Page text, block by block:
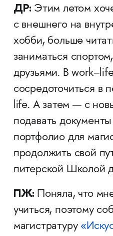
ДР: Этим летом
с внешнего на
хобби, больше
заниматься
друзьями. В
сосредоточиться в
life. А затем — с
подавать документы
портфолио для
продолжить свой
питерской Школой
ПЖ: Поняла, что
учиться, поэтому
магистратуру